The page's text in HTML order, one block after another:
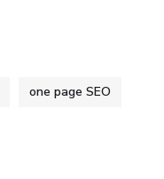
one page SEO